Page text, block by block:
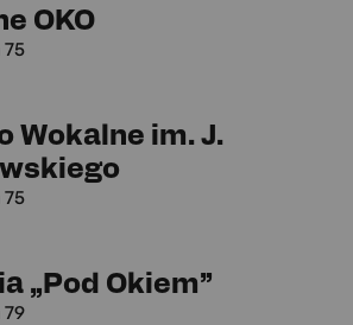
OKO
Wokalne im. J.
„Pod Okiem”